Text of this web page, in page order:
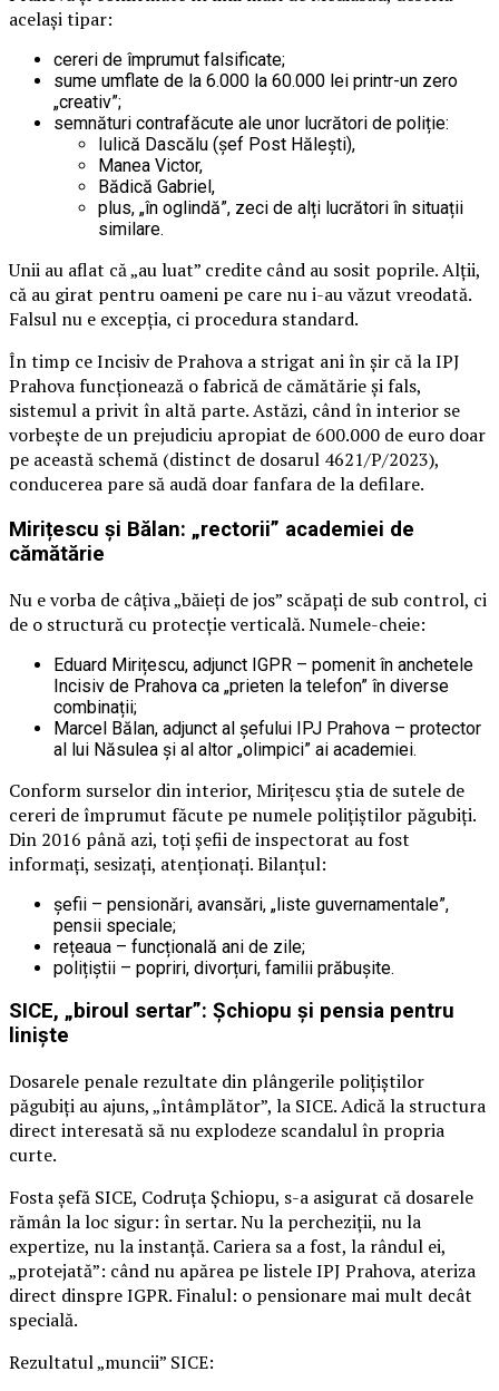
același tipar:
cereri de împrumut falsificate;
sume umflate de la 6.000 la 60.000 lei printr-un zero
„creativ”;
semnături contrafăcute ale unor lucrători de poliție:
Iulică Dascălu (șef Post Hălești),
Manea Victor,
Bădică Gabriel,
plus, „în oglindă”, zeci de alți lucrători în situații
similare.
Unii au aflat că „au luat” credite când au sosit poprile. Alții,
că au girat pentru oameni pe care nu i-au văzut vreodată.
Falsul nu e excepția, ci procedura standard.
În timp ce Incisiv de Prahova a strigat ani în șir că la IPJ
Prahova funcționează o fabrică de cămătărie și fals,
sistemul a privit în altă parte. Astăzi, când în interior se
vorbește de un prejudiciu apropiat de 600.000 de euro doar
pe această schemă (distinct de dosarul 4621/P/2023),
conducerea pare să audă doar fanfara de la defilare.
Mirițescu și Bălan: „rectorii” academiei de
cămătărie
Nu e vorba de câțiva „băieți de jos” scăpați de sub control, ci
de o structură cu protecție verticală. Numele-cheie:
Eduard Mirițescu, adjunct IGPR – pomenit în anchetele
Incisiv de Prahova ca „prieten la telefon” în diverse
combinații;
Marcel Bălan, adjunct al șefului IPJ Prahova – protector
al lui Năsulea și al altor „olimpici” ai academiei.
Conform surselor din interior, Mirițescu știa de sutele de
cereri de împrumut făcute pe numele polițiștilor păgubiți.
Din 2016 până azi, toți șefii de inspectorat au fost
informați, sesizați, atenționați. Bilanțul:
șefii – pensionări, avansări, „liste guvernamentale”,
pensii speciale;
rețeaua – funcțională ani de zile;
polițiștii – popriri, divorțuri, familii prăbușite.
SICE, „biroul sertar”: Șchiopu și pensia pentru
liniște
Dosarele penale rezultate din plângerile polițiștilor
păgubiți au ajuns, „întâmplător”, la SICE. Adică la structura
direct interesată să nu explodeze scandalul în propria
curte.
Fosta șefă SICE, Codruța Șchiopu, s-a asigurat că dosarele
rămân la loc sigur: în sertar. Nu la percheziții, nu la
expertize, nu la instanță. Cariera sa a fost, la rândul ei,
„protejată”: când nu apărea pe listele IPJ Prahova, ateriza
direct dinspre IGPR. Finalul: o pensionare mai mult decât
specială.
Rezultatul „muncii” SICE: